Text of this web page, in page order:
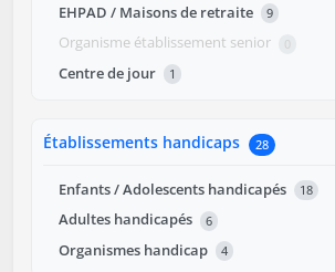
EHPAD / Maisons de retraite 9
Organisme établissement senior 0
Centre de jour 1
Établissements handicaps 28
Enfants / Adolescents handicapés 18
Adultes handicapés 6
Organismes handicap 4